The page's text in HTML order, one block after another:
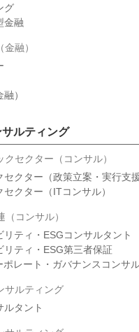
グ
金融
融）
）
サルティング
クセクター（コンサル）
セクター（政策立案・実行支援
クター（ITコンサル）
（コンサル）
リティ・ESGコンサルタント
リティ・ESG第三者保証
ポレート・ガバナンスコンサ
サルティング
ルタント